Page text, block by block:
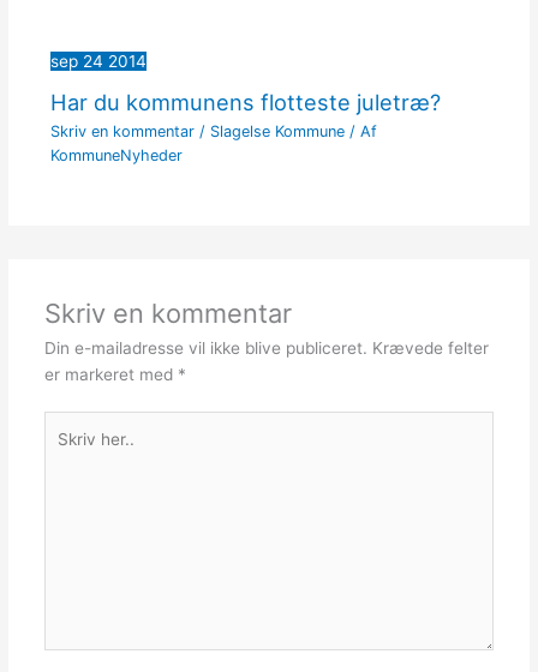
sep 24 2014
Har du kommunens flotteste juletræ?
Skriv en kommentar / Slagelse Kommune/ Af
KommuneNyheder
Skriv en kommentar
Din e-mailadresse vil ikke blive publiceret. Krævede felter
er markeret med *
her..